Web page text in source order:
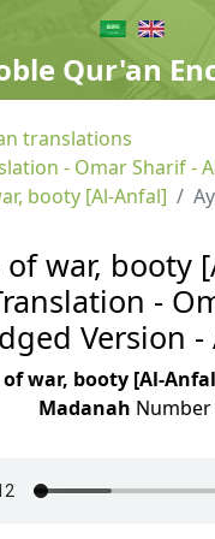
Qur'an
translations
- Omar Sharif -
booty [Al-Anfal]
of war, booty
-
Version -
of war, booty [Al-
Madanah Number